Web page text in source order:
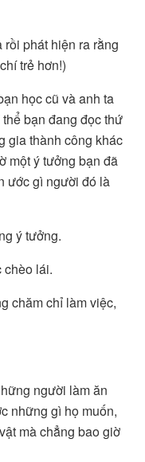
phát hiện ra rằng
trẻ hơn!)
học cũ và anh ta
bạn đang đọc thứ
gia thành công khác
một ý tưởng bạn đã
ước gì người đó là
ý tưởng.
chèo lái.
chăm chỉ làm việc,
người làm ăn
những gì họ muốn,
mà chẳng bao giờ